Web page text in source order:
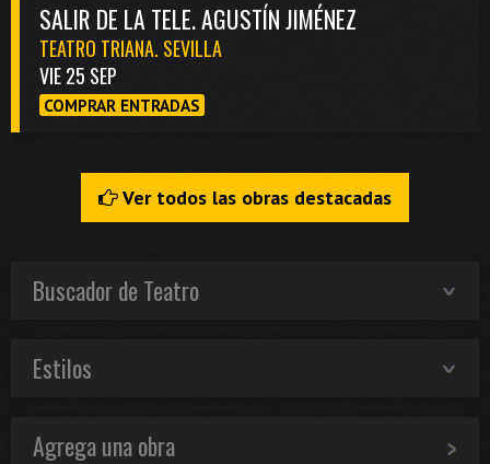
SALIR DE LA TELE. AGUSTÍN JIMÉNEZ
TEATRO TRIANA. SEVILLA
VIE 25 SEP
COMPRAR ENTRADAS
Ver todos las obras destacadas
Buscador de Teatro
Estilos
Agrega una obra